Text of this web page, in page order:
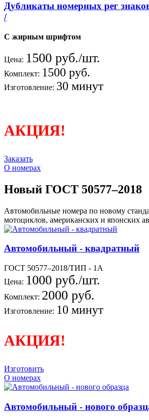
Дубликаты номерных рег
/
С жирным шрифтом
Цена: 1500 руб./шт.
Комплект: 1500 руб.
Изготовление: 30 минут
АКЦИЯ!
Заказать
О номерах
Новый ГОСТ 50577–2018
Автомобильные номера по новому
мотоциклов, американских и японских
Автомобильный - квадратный
ГОСТ 50577–2018/ТИП - 1А
Цена: 1000 руб./шт.
Комплект: 2000 руб.
Изготовление: 10 минут
АКЦИЯ!
Изготовить
О номерах
Автомобильный - нового